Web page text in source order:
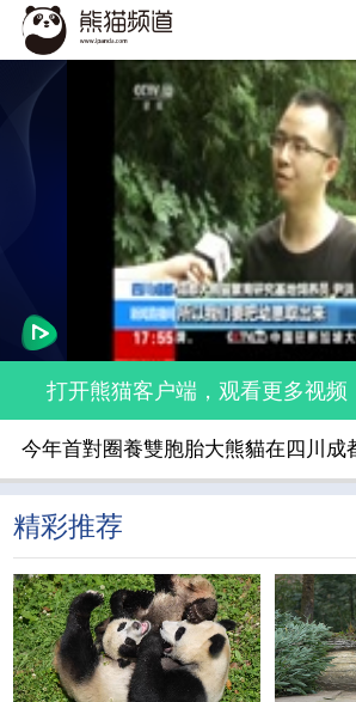
打开熊猫客户端，观看更多视频
今年首對圈養雙胞胎大熊貓在四川成
精彩推荐